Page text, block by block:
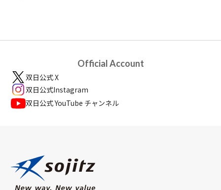
Official Account
双日公式 X
双日公式Instagram
双日公式 YouTube チャンネル